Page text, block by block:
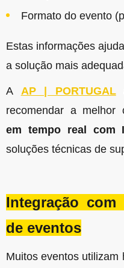
Formato do evento
Estas informações
a solução mais
A AP | PORTUGAL
recomendar a melhor
em tempo real com
soluções técnicas de
Integração
de eventos
Muitos eventos utilizam